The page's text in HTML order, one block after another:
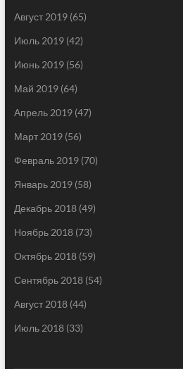
Август 2019(65)
Июль 2019(42)
Июнь 2019(56)
Май 2019(64)
Апрель 2019(47)
Март 2019(56)
Февраль 2019(70)
Январь 2019(58)
Декабрь 2018(49)
Ноябрь 2018(73)
Октябрь 2018(59)
Сентябрь 2018(54)
Август 2018(44)
Июль 2018(33)